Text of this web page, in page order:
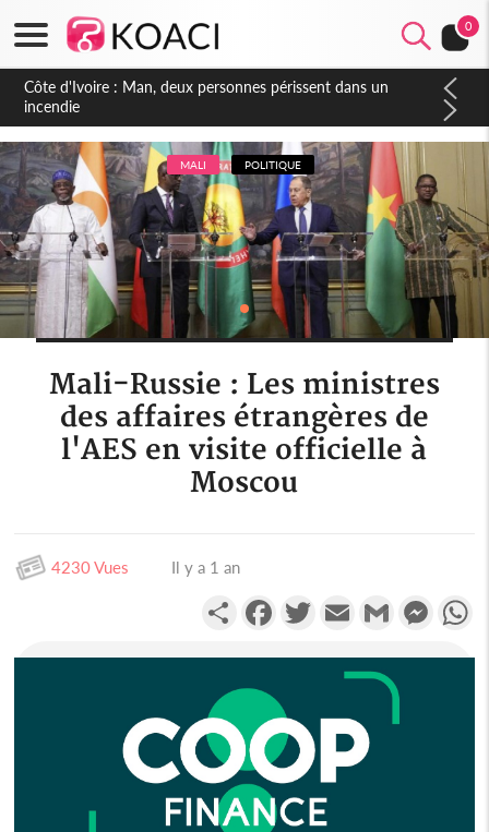
0
Côte d'Ivoire : Séileu, la célébration de la fête nationale
transformée en vaste campagne contre les produits
dépigmentants dangereux
MALI POLITIQUE
Mali-Russie : Les ministres
des affaires étrangères de
l'AES en visite officielle à
Moscou
4230 Vues Il y a 1 an
PartagerFacebookTwitterEmail Gmail